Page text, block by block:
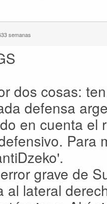
semanas
dos cosas:
defensa
en cuenta el
Para
grave de
al lateral